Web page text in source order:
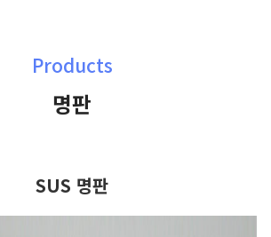
Products
명판
SUS 명판